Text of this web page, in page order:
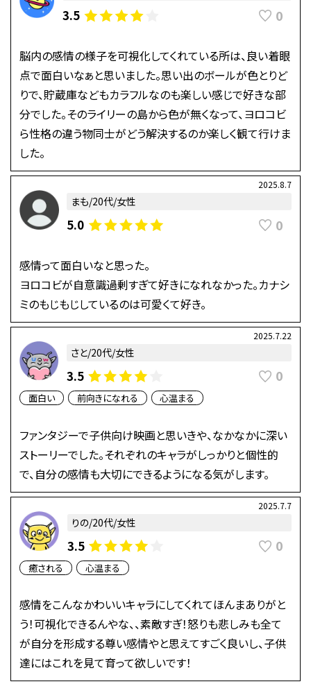
3.5 0
脳内の感情の様子を可視化してくれている所は、良い着眼
点で面白いなぁと思いました。思い出のボールが色とりど
りで、貯蔵庫などもカラフルなのも楽しい感じで好きな部
分でした。そのライリーの島から色が無くなって、ヨロコビ
ら性格の違う物同士がどう解決するのか楽しく観て行けま
した。
2025.8.7
まも/20代/女性
5.0 0
感情って面白いなと思った。
ヨロコビが自意識過剰すぎて好きになれなかった。カナシ
ミのもじもじしているのは可愛くて好き。
2025.7.22
さと/20代/女性
3.5 0
面白い 前向きになれる 心温まる
ファンタジーで子供向け映画と思いきや、なかなかに深い
ストーリーでした。それぞれのキャラがしっかりと個性的
で、自分の感情も大切にできるようになる気がします。
2025.7.7
りの/20代/女性
3.5 0
癒される 心温まる
感情をこんなかわいいキャラにしてくれてほんまありがと
う！可視化できるんやな、、素敵すぎ！怒りも悲しみも全て
が自分を形成する尊い感情やと思えてすごく良いし、子供
達にはこれを見て育って欲しいです！